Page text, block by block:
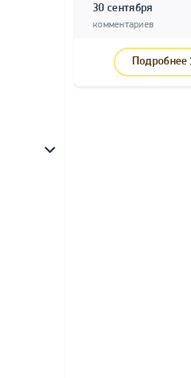
30 сентября
комментариев
Подробнее